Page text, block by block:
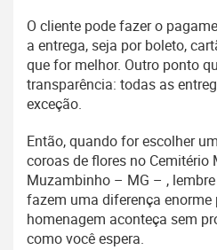
O cliente pode fazer o
a entrega, seja por boleto,
que for melhor. Outro ponto
transparência: todas as
exceção.
Então, quando for escolher
coroas de flores no Cemitério
Muzambinho – MG – ,
fazem uma diferença enorme
homenagem aconteça sem
como você espera.